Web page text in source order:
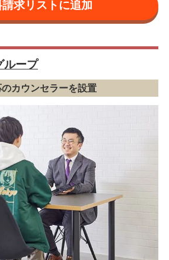
ループ
カウンセラーを設置